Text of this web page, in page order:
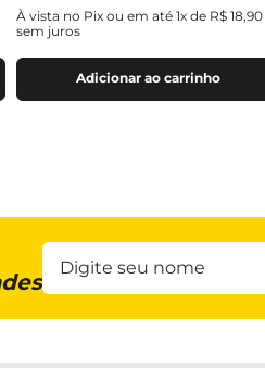
À vista no Pix ou em até 1x de R$ 18,90
sem juros
Adicionar ao carrinho